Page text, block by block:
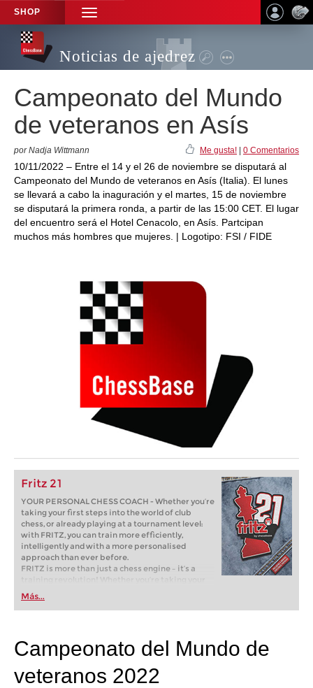
SHOP
TOGGLE
NAVIGATION
Noticias de ajedrez
Campeonato del Mundo
de veteranos en Asís
por Nadja Wittmann Me gusta! 0 Comentarios
10/11/2022 – Entre el 14 y el 26 de noviembre se disputará al
Campeonato del Mundo de veteranos en Asís (Italia). El lunes
se llevará a cabo la inaguración y el martes, 15 de noviembre
se disputará la primera ronda, a partir de las 15:00 CET. El lugar
del encuentro será el Hotel Cenacolo, en Asís. Partcipan
muchos más hombres que mujeres. | Logotipo: FSI / FIDE
Fritz 21
YOUR PERSONAL CHESS COACH - Whether you’re
taking your first steps into the world of club
chess, or already playing at a tournament level:
with FRITZ, you can train more efficiently,
intelligently and with a more personalised
approach than ever before.
FRITZ is more than just a chess engine – it’s a
training revolution! Whether you’re taking your
first steps into the world of club chess, or already
playing at a tournament level: with FRITZ, you can
train more efficiently, intelligently and with a
Más...
Campeonato del Mundo de
veteranos 2022